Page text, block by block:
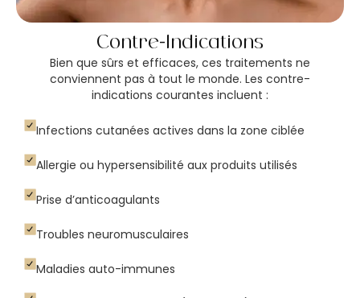
Contre-Indications
Bien que sûrs et efficaces, ces traitements ne
conviennent pas à tout le monde. Les contre-
indications courantes incluent :
Infections cutanées actives dans la zone ciblée
Allergie ou hypersensibilité aux produits utilisés
Prise d’anticoagulants
Troubles neuromusculaires
Maladies auto-immunes